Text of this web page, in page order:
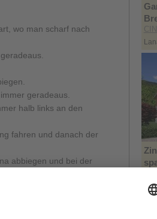
wo man scharf nach
geradeaus.
halb links an den
fahren und danach der
abbiegen und bei der
durch die Kehre
weiter folgen.
CIN